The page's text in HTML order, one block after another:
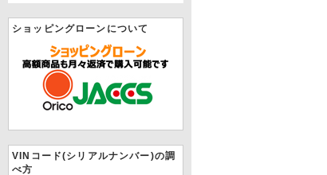
ショッピングローンについて
VINコード(シリアルナンバー)の調
べ方